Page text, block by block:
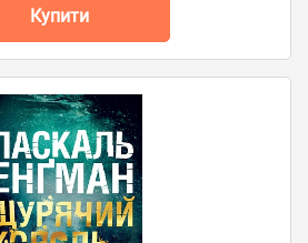
Купити